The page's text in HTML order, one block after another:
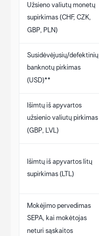
Užsieno valiutų monetų
supirkimas (CHF, CZK,
GBP, PLN)
Susidėvėjusių/defektinių
banknotų pirkimas
(USD)**
Išimtų iš apyvartos
užsienio valiutų pirkimas
(GBP, LVL)
Išimtų iš apyvartos litų
supirkimas (LTL)
Mokėjimo pervedimas
SEPA, kai mokėtojas
neturi sąskaitos